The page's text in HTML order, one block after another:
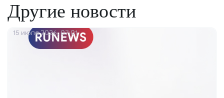
Другие новости
15 июля 2026, 07:01